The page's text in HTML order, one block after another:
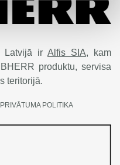
Latvijā ir Alfis SIA, kam
produktu, servisa
teritorijā.
PRIVĀTUMA POLITIKA